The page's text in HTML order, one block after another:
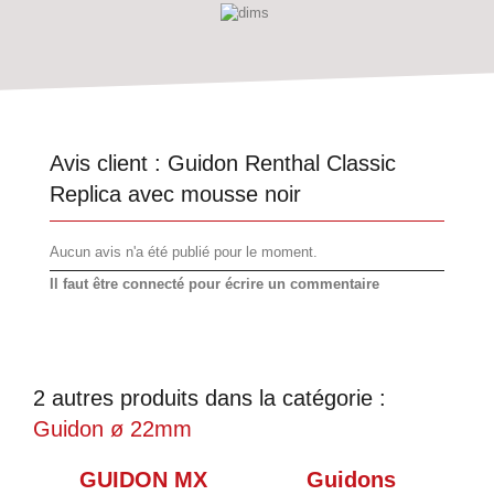
Avis client : Guidon Renthal Classic
Replica avec mousse noir
Aucun avis n'a été publié pour le moment.
Il faut être connecté pour écrire un commentaire
2 autres produits dans la catégorie :
Guidon ø 22mm
GUIDON MX
Guidons